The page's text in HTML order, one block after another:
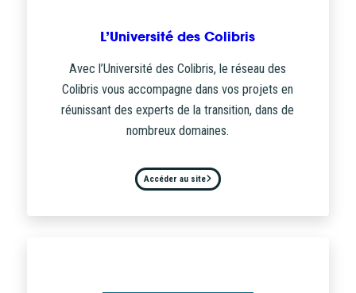
L’Université des Colibris
Avec l’Université des Colibris, le réseau des
Colibris vous accompagne dans vos projets en
réunissant des experts de la transition, dans de
nombreux domaines.
Accéder au site